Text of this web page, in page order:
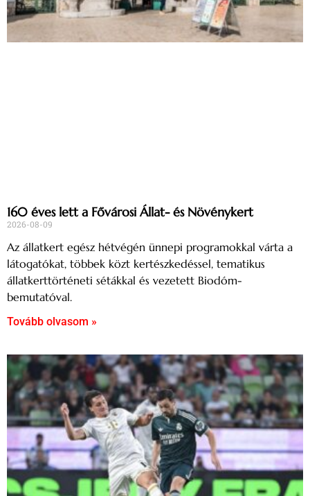
160 éves lett a Fővárosi Állat- és Növénykert
2026-08-09
Az állatkert egész hétvégén ünnepi programokkal várta a
látogatókat, többek közt kertészkedéssel, tematikus
állatkerttörténeti sétákkal és vezetett Biodóm-
bemutatóval.
Tovább olvasom »